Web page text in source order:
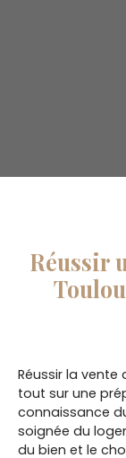
Réussir
Réussir la
tout sur une
connaissance
soignée du
du bien et le